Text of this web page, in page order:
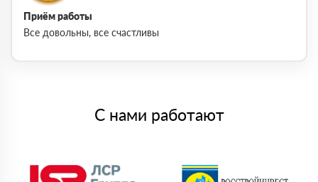
Приём работы
Все довольны, все счастливы
С нами работают